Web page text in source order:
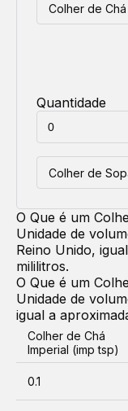
Colher de
Quantidade
Colher de
O Que é um
Unidade de
Reino Unido,
mililitros.
O Que é um
Unidade de
igual a
Colher de Chá
Imperial (imp tsp)
0.1